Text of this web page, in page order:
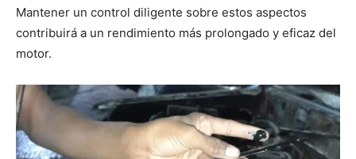
Mantener un control diligente sobre estos aspectos
contribuirá a un rendimiento más prolongado y eficaz del
motor.